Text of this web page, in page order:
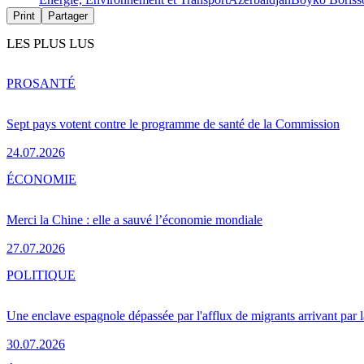
Print Partager
LES PLUS LUS
Sept pays votent contre le programme de santé de la Commission
24.07.2026
PROSANTÉ
Merci la Chine : elle a sauvé l’économie mondiale
27.07.2026
ÉCONOMIE
Une enclave espagnole dépassée par l'afflux de migrants arrivant par
30.07.2026
POLITIQUE